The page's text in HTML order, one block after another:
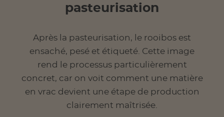
pasteurisation
Après la pasteurisation, le rooibos est
ensaché, pesé et étiqueté. Cette image
rend le processus particulièrement
concret, car on voit comment une matière
en vrac devient une étape de production
clairement maîtrisée.